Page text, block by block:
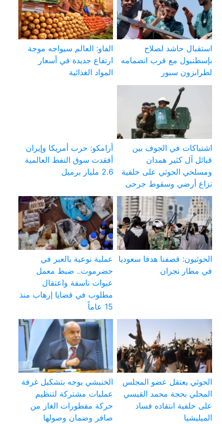
استقبال حاشد لصلاح
بإسطنبول مع قرب انضمامه
لطرابزون سبور
الفاو: العالم سيواجه موجة
ارتفاع جديدة في أسعار
المواد الغذائية
اشتباكات في الجوف بين
قبائل آل كثير همدان
ومسلحي الحوثي على خلفية
نزاع أرضي وسقوط جرحى
أرامكو: حرب أمريكا وإيران
أفقدت سوق النفط العالمية
2.6 مليار برميل
الحوثيون: قصفنا هدفا سعوديا
في مطار نجران
عملية نوعية بالعبر في
حضرموت.. ضبط معمل
عبوات ناسفة واعتقال
مطلوب في قضايا إرهاب منذ
15 عاماً
الحوثي يعتقل عضو المجلس
المحلي بحجة محمد القيسي
على خلفية انتقاده فساد
الميليشيا
الخنبشي يوجه بتشكيل غرفة
عمليات مشتركة لتنظيم
حركة مقطورات الغاز من
صافر وضمان وصولها